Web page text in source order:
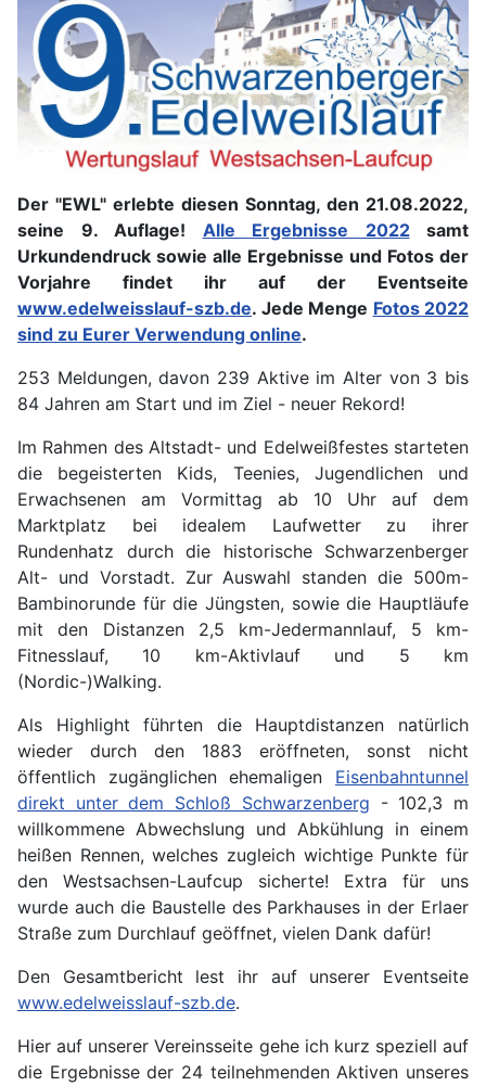
Der "EWL" erlebte diesen Sonntag, den 21.08.2022,
seine 9. Auflage! Alle Ergebnisse 2022samt
Urkundendruck sowie alle Ergebnisse und Fotos der
Vorjahre findet ihr auf der Eventseite
www.edelweisslauf-szb.de. Jede Menge Fotos 2022
sind zu Eurer Verwendung online.
253 Meldungen, davon 239 Aktive im Alter von 3 bis
84 Jahren am Start und im Ziel - neuer Rekord!
Im Rahmen des Altstadt- und Edelweißfestes starteten
die begeisterten Kids, Teenies, Jugendlichen und
Erwachsenen am Vormittag ab 10 Uhr auf dem
Marktplatz bei idealem Laufwetter zu ihrer
Rundenhatz durch die historische Schwarzenberger
Alt- und Vorstadt. Zur Auswahl standen die 500m-
Bambinorunde für die Jüngsten, sowie die Hauptläufe
mit den Distanzen 2,5 km-Jedermannlauf, 5 km-
Fitnesslauf, 10 km-Aktivlauf und 5 km
(Nordic-)Walking.
Als Highlight führten die Hauptdistanzen natürlich
wieder durch den 1883 eröffneten, sonst nicht
öffentlich zugänglichen ehemaligen Eisenbahntunnel
direkt unter dem Schloß Schwarzenberg - 102,3 m
willkommene Abwechslung und Abkühlung in einem
heißen Rennen, welches zugleich wichtige Punkte für
den Westsachsen-Laufcup sicherte! Extra für uns
wurde auch die Baustelle des Parkhauses in der Erlaer
Straße zum Durchlauf geöffnet, vielen Dank dafür!
Den Gesamtbericht lest ihr auf unserer Eventseite
www.edelweisslauf-szb.de.
Hier auf unserer Vereinsseite gehe ich kurz speziell auf
die Ergebnisse der 24 teilnehmenden Aktiven unseres